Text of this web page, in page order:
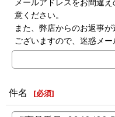
メールアドレスをお間違
意ください。
また、弊店からのお返事
ございますので、迷惑メー
件名 [必須]